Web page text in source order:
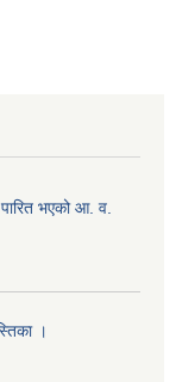
भएको आ. व.
।